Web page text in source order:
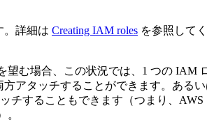
。詳細は Creating IAM roles を参照して
望む場合、この状況では、1 つの IAM
アタッチすることができます。ある
チすることもできます（つまり、
。